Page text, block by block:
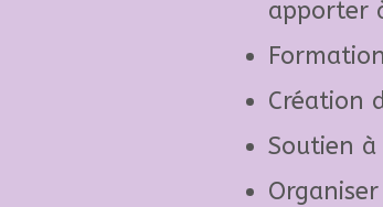
apporter
Création
Soutien